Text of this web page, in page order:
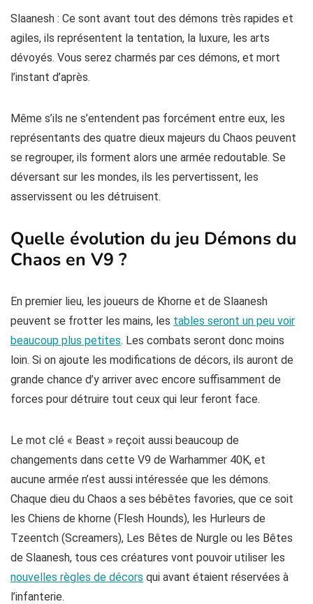
Slaanesh : Ce sont avant tout des démons très rapides et
agiles, ils représentent la tentation, la luxure, les arts
dévoyés. Vous serez charmés par ces démons, et mort
l’instant d’après.
Même s’ils ne s’entendent pas forcément entre eux, les
représentants des quatre dieux majeurs du Chaos peuvent
se regrouper, ils forment alors une armée redoutable. Se
déversant sur les mondes, ils les pervertissent, les
asservissent ou les détruisent.
Quelle évolution du jeu Démons du
Chaos en V9 ?
En premier lieu, les joueurs de Khorne et de Slaanesh
peuvent se frotter les mains, les tables seront un peu voir
beaucoup plus petites. Les combats seront donc moins
loin. Si on ajoute les modifications de décors, ils auront de
grande chance d’y arriver avec encore suffisamment de
forces pour détruire tout ceux qui leur feront face.
Le mot clé « Beast » reçoit aussi beaucoup de
changements dans cette V9 de Warhammer 40K, et
aucune armée n’est aussi intéressée que les démons.
Chaque dieu du Chaos a ses bébêtes favories, que ce soit
les Chiens de khorne (Flesh Hounds), les Hurleurs de
Tzeentch (Screamers), Les Bêtes de Nurgle ou les Bêtes
de Slaanesh, tous ces créatures vont pouvoir utiliser les
nouvelles règles de décors qui avant étaient réservées à
l’infanterie.